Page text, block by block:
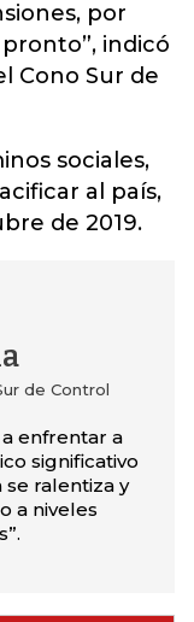
por
indicó
Cono Sur de
sociales,
al país,
de 2019.
de Control
a enfrentar a
significativo
ralentiza y
a niveles